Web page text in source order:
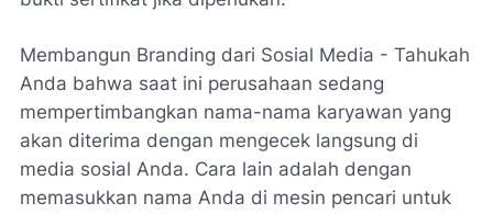
Membangun Branding dari Sosial Media - Tahukah
Anda bahwa saat ini perusahaan sedang
mempertimbangkan nama-nama karyawan yang
akan diterima dengan mengecek langsung di
media sosial Anda. Cara lain adalah dengan
memasukkan nama Anda di mesin pencari untuk